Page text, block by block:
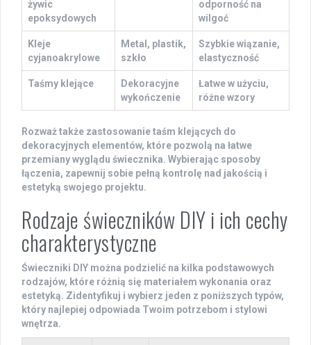
żywic
epoksydowych
odporność na
wilgoć
Kleje
cyjanoakrylowe
Metal, plastik,
szkło
Szybkie wiązanie,
elastyczność
Taśmy klejące
Dekoracyjne
wykończenie
Łatwe w użyciu,
różne wzory
Rozważ także zastosowanie taśm klejących do
dekoracyjnych elementów, które pozwolą na łatwe
przemiany wyglądu świecznika. Wybierając sposoby
łączenia, zapewnij sobie pełną kontrolę nad jakością i
estetyką swojego projektu.
Rodzaje świeczników DIY i ich cechy
charakterystyczne
Świeczniki DIY można podzielić na kilka podstawowych
rodzajów, które różnią się materiałem wykonania oraz
estetyką. Zidentyfikuj i wybierz jeden z poniższych typów,
który najlepiej odpowiada Twoim potrzebom i stylowi
wnętrza.